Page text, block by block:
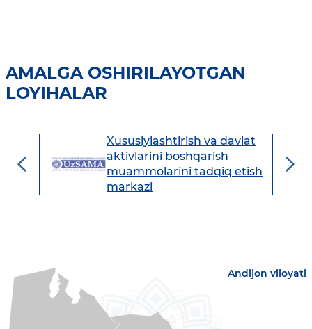
AMALGA OSHIRILAYOTGAN
LOYIHALAR
Xususiylashtirish va davlat
aktivlarini boshqarish
muammolarini tadqiq etish
markazi
Andijon viloyati